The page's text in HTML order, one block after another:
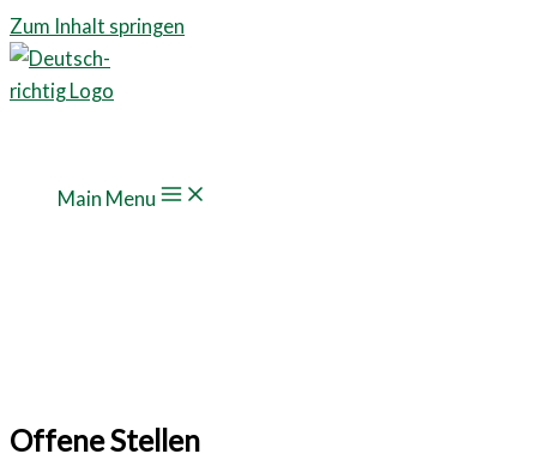
Zum Inhalt springen
Main Menu
Offene Stellen